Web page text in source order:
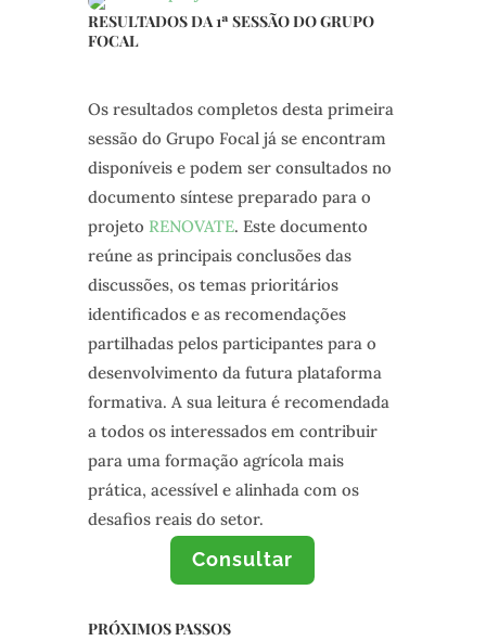
RESULTADOS DA 1ª SESSÃO DO GRUPO
FOCAL
Os resultados completos desta primeira
sessão do Grupo Focal já se encontram
disponíveis e podem ser consultados no
documento síntese preparado para o
projeto RENOVATE. Este documento
reúne as principais conclusões das
discussões, os temas prioritários
identificados e as recomendações
partilhadas pelos participantes para o
desenvolvimento da futura plataforma
formativa. A sua leitura é recomendada
a todos os interessados em contribuir
para uma formação agrícola mais
prática, acessível e alinhada com os
desafios reais do setor.
Consultar
PRÓXIMOS PASSOS